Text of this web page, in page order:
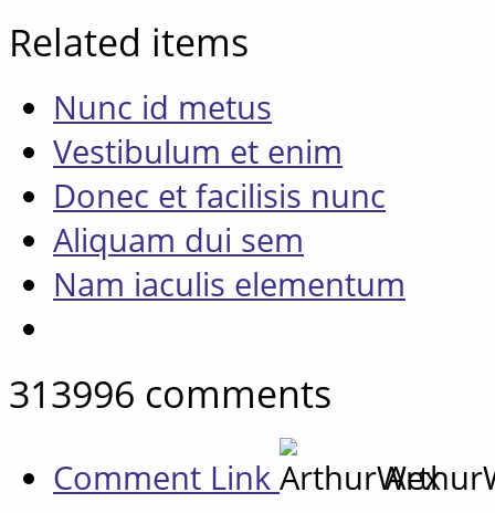
Related items
Nunc id metus
Vestibulum et enim
Donec et facilisis nunc
Aliquam dui sem
Nam iaculis elementum
313996 comments
Comment Link